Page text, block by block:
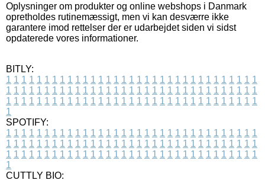
Oplysninger om produkter og online webshops i Danmark
opretholdes rutinemæssigt, men vi kan desværre ikke
garantere imod rettelser der er udarbejdet siden vi sidst
opdaterede vores informationer.
BITLY:
1 1 1 1 1 1 1 1 1 1 1 1 1 1 1 1 1 1 1 1 1 1 1 1 1 1 1 1 1 1 1 1 1
1 1 1 1 1 1 1 1 1 1 1 1 1 1 1 1 1 1 1 1 1 1 1 1 1 1 1 1 1 1 1 1 1
1 1 1 1 1 1 1 1 1 1 1 1 1 1 1 1 1 1 1 1 1 1 1 1 1 1 1 1 1 1 1 1 1
1
SPOTIFY:
1 1 1 1 1 1 1 1 1 1 1 1 1 1 1 1 1 1 1 1 1 1 1 1 1 1 1 1 1 1 1 1 1
1 1 1 1 1 1 1 1 1 1 1 1 1 1 1 1 1 1 1 1 1 1 1 1 1 1 1 1 1 1 1 1 1
1 1 1 1 1 1 1 1 1 1 1 1 1 1 1 1 1 1 1 1 1 1 1 1 1 1 1 1 1 1 1 1 1
1
CUTTLY BIO: